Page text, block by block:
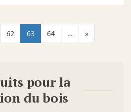
62 63 64 … »
pour la
du bois